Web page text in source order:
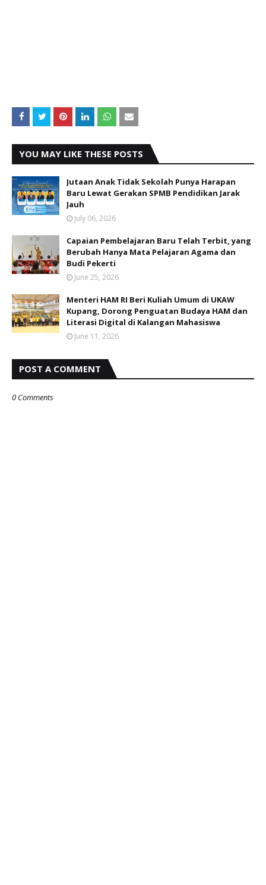
YOU MAY LIKE THESE POSTS
Jutaan Anak Tidak Sekolah Punya Harapan
Baru Lewat Gerakan SPMB Pendidikan Jarak
Jauh
July 06, 2026
Capaian Pembelajaran Baru Telah Terbit, yang
Berubah Hanya Mata Pelajaran Agama dan
Budi Pekerti
June 25, 2026
Menteri HAM RI Beri Kuliah Umum di UKAW
Kupang, Dorong Penguatan Budaya HAM dan
Literasi Digital di Kalangan Mahasiswa
June 11, 2026
POST A COMMENT
0 Comments